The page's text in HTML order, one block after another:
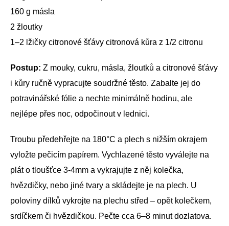
160 g másla
2 žloutky
1–2 lžičky citronové šťávy citronová kůra z 1/2 citronu
Postup: Z mouky, cukru, másla, žloutků a citronové šťávy
i kůry ručně vypracujte soudržné těsto. Zabalte jej do
potravinářské fólie a nechte minimálně hodinu, ale
nejlépe přes noc, odpočinout v lednici.
Troubu předehřejte na 180°C a plech s nižším okrajem
vyložte pečicím papírem. Vychlazené těsto vyválejte na
plát o tloušťce 3-4mm a vykrajujte z něj kolečka,
hvězdičky, nebo jiné tvary a skládejte je na plech. U
poloviny dílků vykrojte na plechu střed – opět kolečkem,
srdíčkem či hvězdičkou. Pečte cca 6–8 minut dozlatova.